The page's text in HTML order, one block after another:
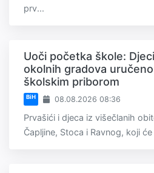
prv...
Uoči početka škole:
okolnih gradova
školskim priborom
BiH 08.08.2026 08:36
Prvašići i djeca iz višečlanih
Čapljine, Stoca i Ravnog, koji će